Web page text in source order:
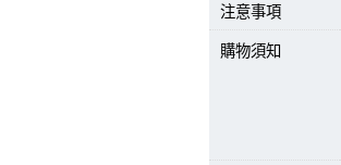
注意事項
購物須知